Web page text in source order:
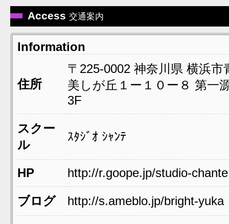
Access 交通案内
Information
住所
〒225-0002 神奈川県 横浜市
美しが丘１ー１０ー８ 第一
3F
スクー
ル
ｽﾀｼﾞｵ ｼｬﾝﾃ
HP http://r.goope.jp/studio-chante
ブログ http://s.ameblo.jp/bright-yuka